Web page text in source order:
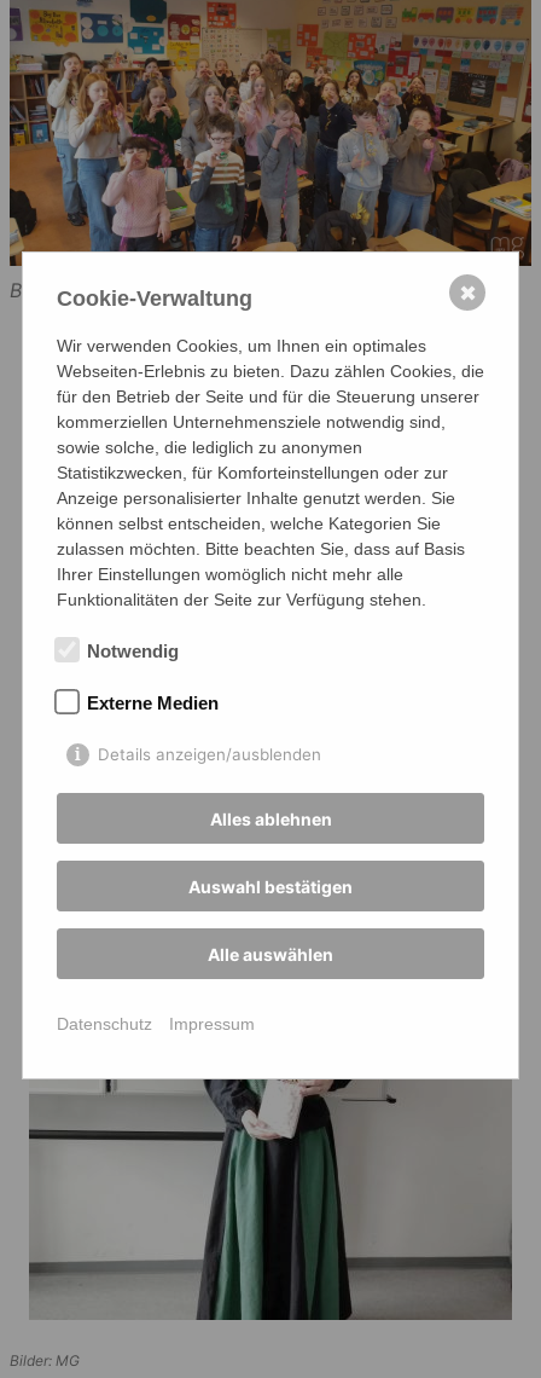
Bild: MG
Bilder: MG
Cookie-Verwaltung
Wir verwenden Cookies, um Ihnen ein optimales
Webseiten-Erlebnis zu bieten. Dazu zählen Cookies, die
für den Betrieb der Seite und für die Steuerung unserer
kommerziellen Unternehmensziele notwendig sind,
sowie solche, die lediglich zu anonymen
Statistikzwecken, für Komforteinstellungen oder zur
Anzeige personalisierter Inhalte genutzt werden. Sie
können selbst entscheiden, welche Kategorien Sie
zulassen möchten. Bitte beachten Sie, dass auf Basis
Ihrer Einstellungen womöglich nicht mehr alle
Funktionalitäten der Seite zur Verfügung stehen.
Notwendig
Externe Medien
Details anzeigen/ausblenden
Alles ablehnen
Auswahl bestätigen
Alle auswählen
Datenschutz Impressum
✖